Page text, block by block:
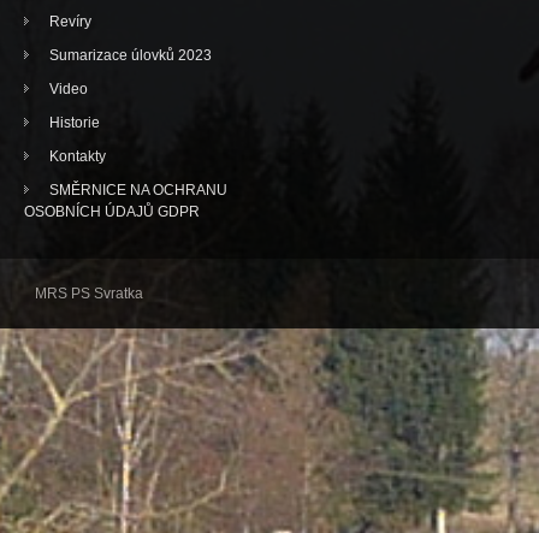
Revíry
Sumarizace úlovků 2023
Video
Historie
Kontakty
SMĚRNICE NA OCHRANU
OSOBNÍCH ÚDAJŮ GDPR
MRS PS Svratka